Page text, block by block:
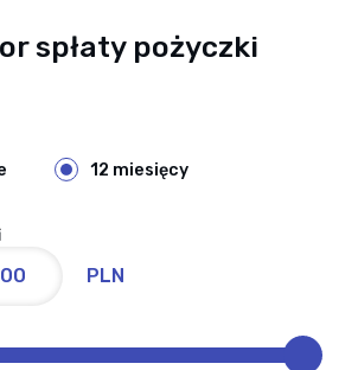
spłaty pożyczki
12 miesięcy
PLN